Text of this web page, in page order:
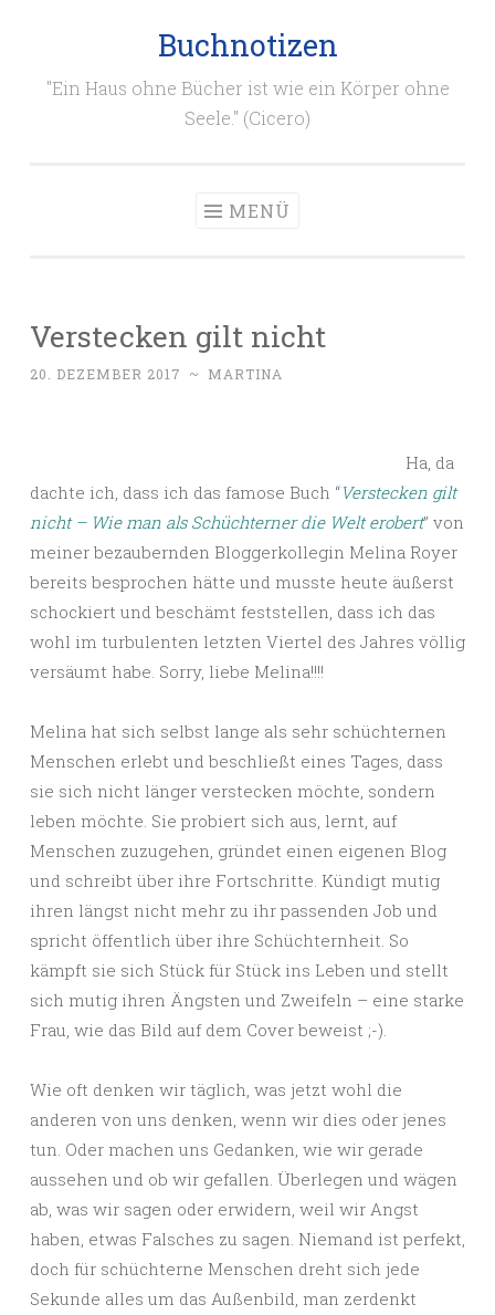
Buchnotizen
"Ein Haus ohne Bücher ist wie ein Körper ohne
Seele." (Cicero)
MENÜ
Verstecken gilt nicht
20. DEZEMBER 2017 ~ MARTINA
Ha, da
dachte ich, dass ich das famose Buch “Verstecken gilt
nicht – Wie man als Schüchterner die Welt erobert” von
meiner bezaubernden Bloggerkollegin Melina Royer
bereits besprochen hätte und musste heute äußerst
schockiert und beschämt feststellen, dass ich das
wohl im turbulenten letzten Viertel des Jahres völlig
versäumt habe. Sorry, liebe Melina!!!!
Melina hat sich selbst lange als sehr schüchternen
Menschen erlebt und beschließt eines Tages, dass
sie sich nicht länger verstecken möchte, sondern
leben möchte. Sie probiert sich aus, lernt, auf
Menschen zuzugehen, gründet einen eigenen Blog
und schreibt über ihre Fortschritte. Kündigt mutig
ihren längst nicht mehr zu ihr passenden Job und
spricht öffentlich über ihre Schüchternheit. So
kämpft sie sich Stück für Stück ins Leben und stellt
sich mutig ihren Ängsten und Zweifeln – eine starke
Frau, wie das Bild auf dem Cover beweist ;-).
Wie oft denken wir täglich, was jetzt wohl die
anderen von uns denken, wenn wir dies oder jenes
tun. Oder machen uns Gedanken, wie wir gerade
aussehen und ob wir gefallen. Überlegen und wägen
ab, was wir sagen oder erwidern, weil wir Angst
haben, etwas Falsches zu sagen. Niemand ist perfekt,
doch für schüchterne Menschen dreht sich jede
Sekunde alles um das Außenbild, man zerdenkt